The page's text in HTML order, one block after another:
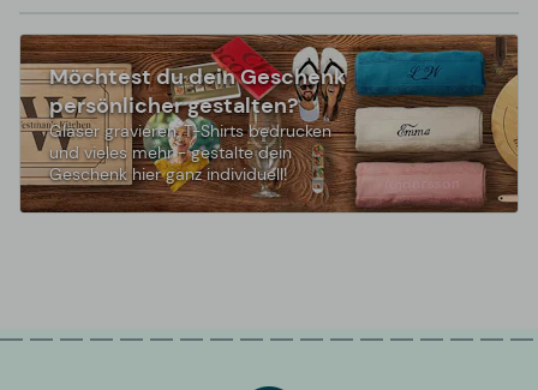
Möchtest du dein Geschenk
persönlicher gestalten?
Gläser gravieren, T-Shirts bedrucken
und vieles mehr - gestalte dein
Geschenk hier ganz individuell!